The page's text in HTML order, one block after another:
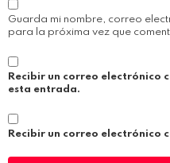
Guarda mi nombre, correo
para la próxima vez que
Recibir un correo electrónico
esta entrada.
Recibir un correo electrónico